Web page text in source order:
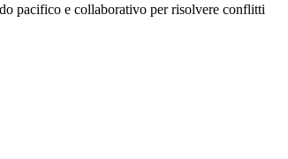
pacifico e collaborativo per risolvere conflitti